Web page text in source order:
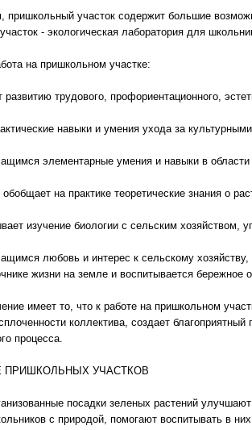
пришкольный участок содержит большие
- экологическая лаборатория для
на пришкольном участке:
развитию трудового, профориентационного,
навыки и умения ухода за
элементарные умения и навыки в области
обобщает на практике теоретические знания о
изучение биологии с сельским хозяйством,
любовь и интерес к сельскому
жизни на земле и воспитывается бережное
имеет то, что к работе на пришкольном
коллектива, создает
процесса.
ПРИШКОЛЬНЫХ УЧАСТКОВ
посадки зеленых растений
с природой, помогают воспитывать в